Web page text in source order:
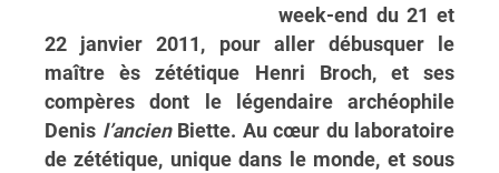
week-end du 21 et
22 janvier 2011, pour aller débusquer le
maître ès zététique Henri Broch, et ses
compères dont le légendaire archéophile
Denis l’ancienBiette. Au cœur du laboratoire
de zététique, unique dans le monde, et sous